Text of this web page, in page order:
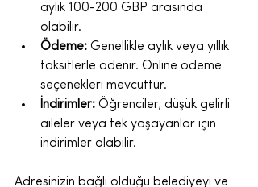
aylık 100-200 GBP arasında
olabilir.
Ödeme: Genellikle aylık veya yıllık
taksitlerle ödenir. Online ödeme
seçenekleri mevcuttur.
İndirimler: Öğrenciler, düşük gelirli
aileler veya tek yaşayanlar için
indirimler olabilir.
Adresinizin bağlı olduğu belediyeyi ve